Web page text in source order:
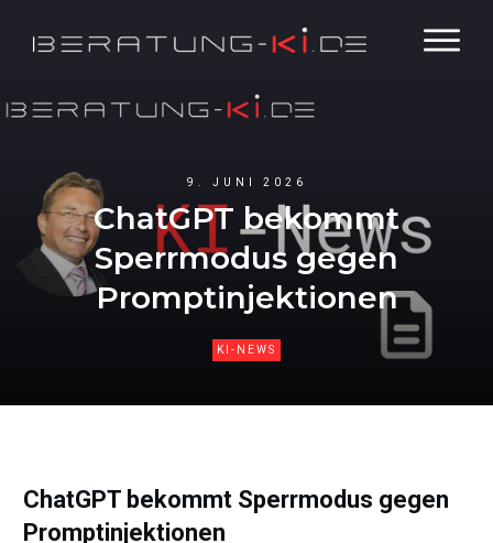
9. JUNI 2026
ChatGPT bekommt
Sperrmodus gegen
Promptinjektionen
KI-NEWS
ChatGPT bekommt Sperrmodus gegen
Promptinjektionen